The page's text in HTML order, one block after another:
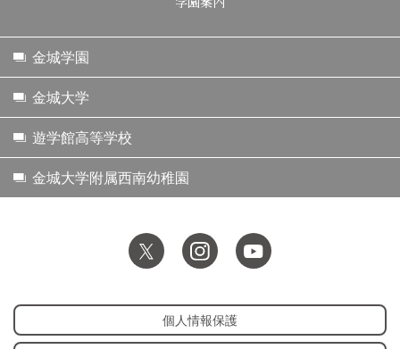
学園案内
金城学園
金城大学
遊学館高等学校
金城大学附属西南幼稚園
個人情報保護